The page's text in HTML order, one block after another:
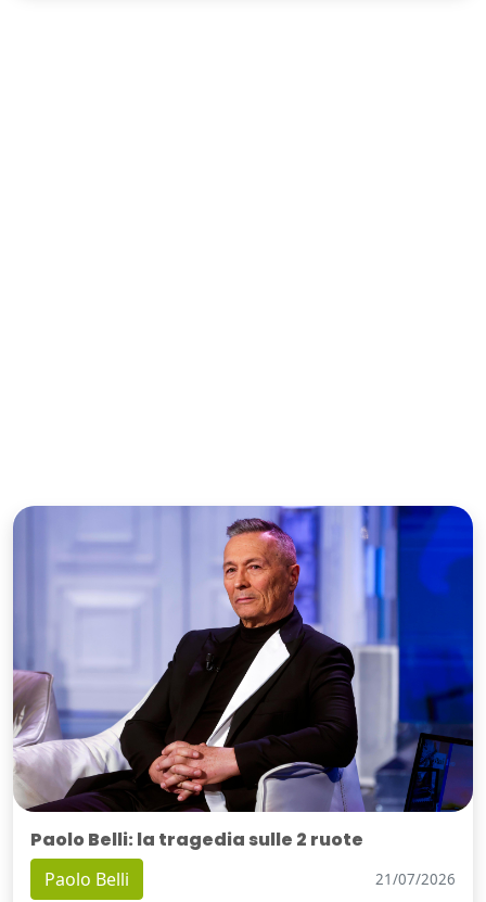
Paolo Belli: la tragedia sulle 2 ruote
Paolo Belli 21/07/2026